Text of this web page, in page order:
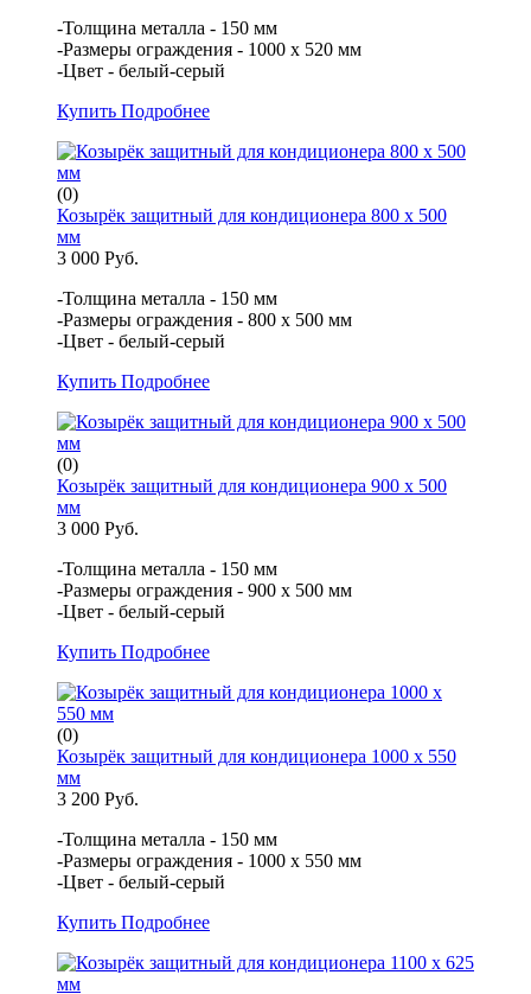
-Толщина металла - 150 мм
-Размеры ограждения - 1000 х 520 мм
-Цвет - белый-серый
Купить Подробнее
(0)
Козырёк защитный для кондиционера 800 х 500
мм
3 000 Руб.
-Толщина металла - 150 мм
-Размеры ограждения - 800 х 500 мм
-Цвет - белый-серый
Купить Подробнее
(0)
Козырёк защитный для кондиционера 900 х 500
мм
3 000 Руб.
-Толщина металла - 150 мм
-Размеры ограждения - 900 х 500 мм
-Цвет - белый-серый
Купить Подробнее
(0)
Козырёк защитный для кондиционера 1000 х 550
мм
3 200 Руб.
-Толщина металла - 150 мм
-Размеры ограждения - 1000 х 550 мм
-Цвет - белый-серый
Купить Подробнее